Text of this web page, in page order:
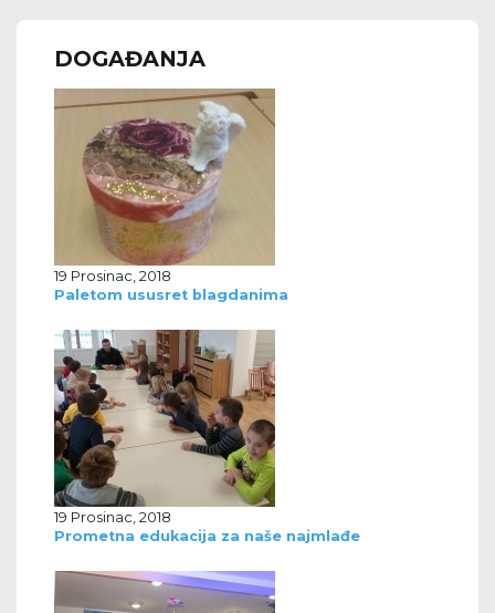
DOGAĐANJA
19 Prosinac, 2018
Paletom ususret blagdanima
19 Prosinac, 2018
Prometna edukacija za naše najmlađe